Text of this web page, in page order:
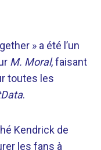
» a été l’un
M. Moral, faisant
toutes les
.
Kendrick de
les fans à